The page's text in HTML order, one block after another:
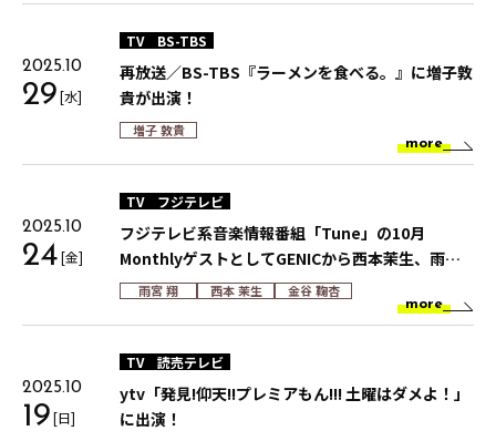
2025.10
29[水]
TV BS-TBS
再放送／BS-TBS『ラーメンを食べる。』に増子敦
貴が出演！
増子 敦貴
more
2025.10
24[金]
TV フジテレビ
フジテレビ系音楽情報番組「Tune」の10月
MonthlyゲストとしてGENICから西本茉生、雨宮
翔、金谷鞠杏が出演！
雨宮 翔 西本 茉生 金谷 鞠杏
more
2025.10
19[日]
TV 読売テレビ
ytv「発見!仰天!!プレミアもん!!! 土曜はダメよ！」
に出演！